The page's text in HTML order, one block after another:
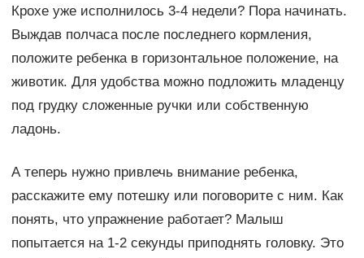
Крохе уже исполнилось 3-4 недели? Пора начинать.
Выждав полчаса после последнего кормления,
положите ребенка в горизонтальное положение, на
животик. Для удобства можно подложить младенцу
под грудку сложенные ручки или собственную
ладонь.
А теперь нужно привлечь внимание ребенка,
расскажите ему потешку или поговорите с ним. Как
понять, что упражнение работает? Малыш
попытается на 1-2 секунды приподнять головку. Это